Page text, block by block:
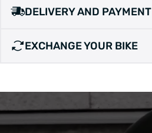
DELIVERY AND PAYMENT
EXCHANGE YOUR BIKE